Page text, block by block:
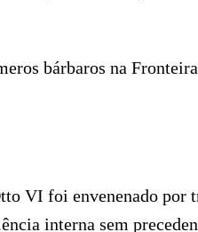
bárbaros na
VI foi envenenado por
interna sem